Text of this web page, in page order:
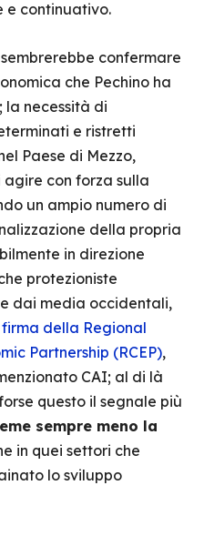
e continuativo.
confermare
che Pechino ha
la necessità di
e ristretti
Paese di Mezzo,
con forza sulla
un ampio numero di
della propria
in direzione
protezioniste
dai media occidentali,
della Regional
Partnership (RCEP),
CAI; al di là
questo il segnale più
sempre meno la
in quei settori che
lo sviluppo